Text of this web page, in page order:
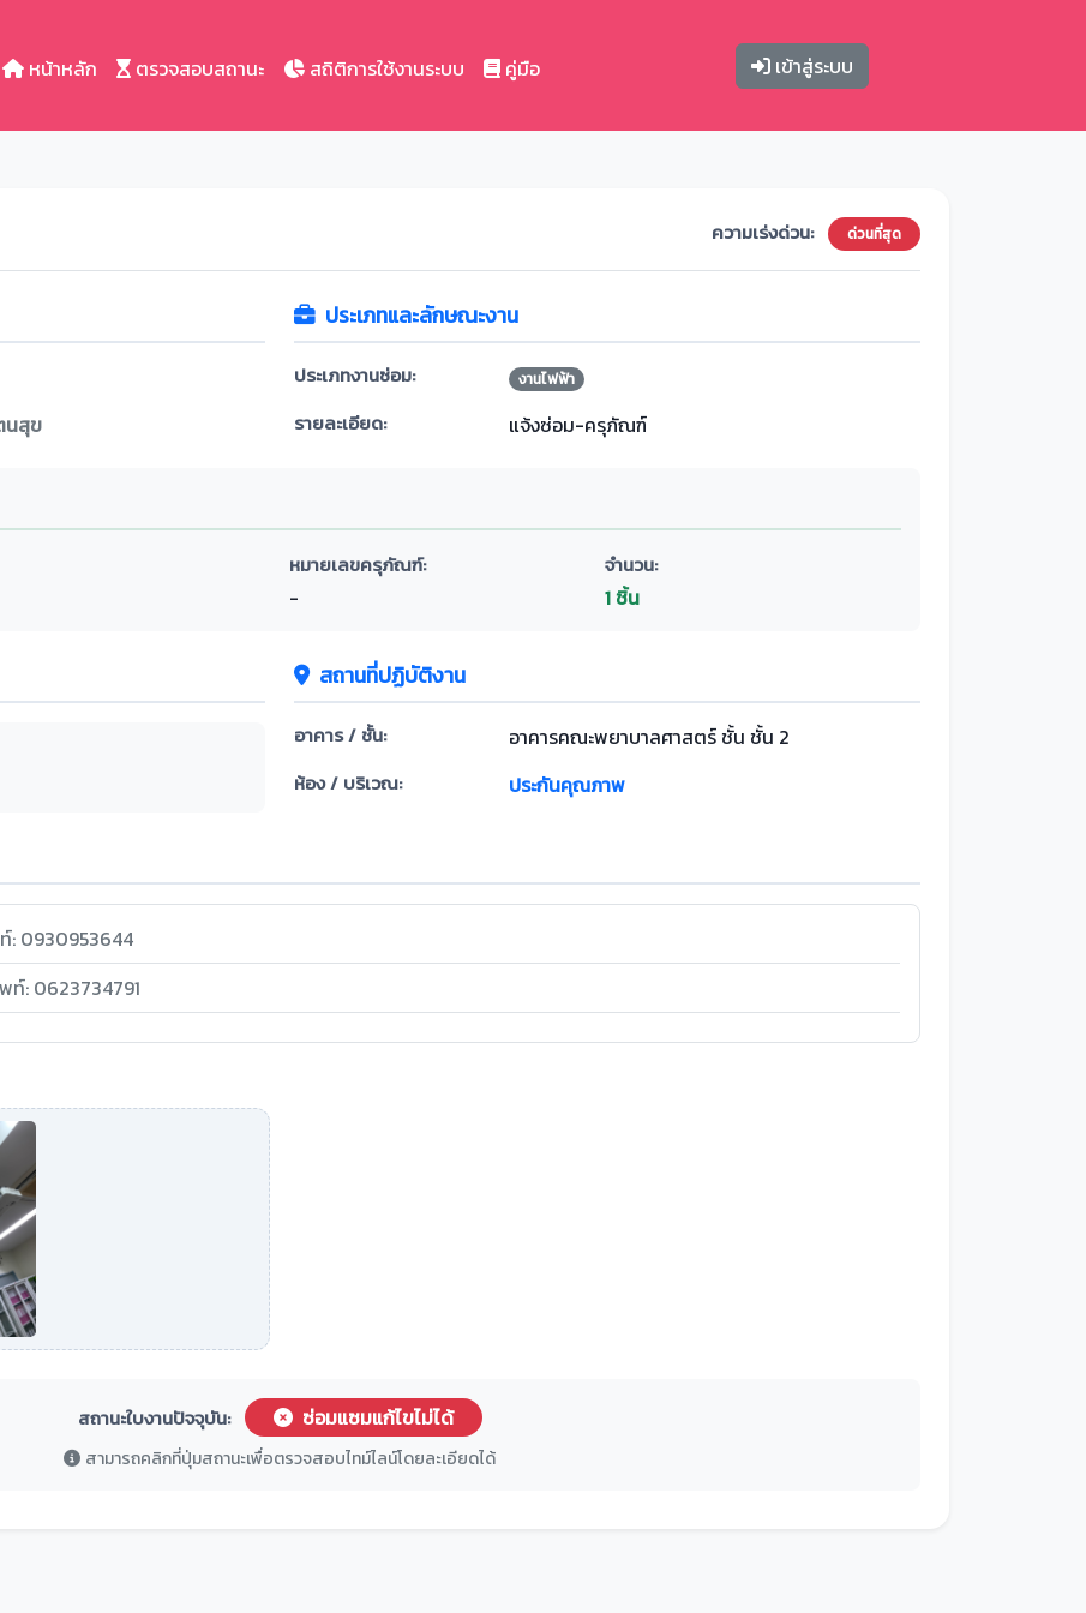
หน้าหลัก ตรวจสอบสถานะ สถิติการใช้งานระบบ คู่มือ เข้าสู่ระบบ
ความเร่งด่วน: ด่วนที่สุด
นสุข
ประเภทและลักษณะงาน
ประเภทงานซ่อม: งานไฟฟ้า
รายละเอียด: แจ้งซ่อม-ครุภัณฑ์
หมายเลขครุภัณฑ์:
-
จำนวน:
1 ชิ้น
สถานที่ปฏิบัติงาน
อาคาร / ชั้น: อาคารคณะพยาบาลศาสตร์ ชั้น ชั้น 2
ห้อง / บริเวณ: ประกันคุณภาพ
: 0930953644
ท์: 0623734791
สถานะใบงานปัจจุบัน: ซ่อมแซมแก้ไขไม่ได้
สามารถคลิกที่ปุ่มสถานะเพื่อตรวจสอบไทม์ไลน์โดยละเอียดได้